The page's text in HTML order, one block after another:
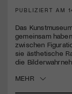
PUBLIZIERT AM
Das
gemeinsam
zwischen
sie ästhetische
die
MEHR
Mit deiner
diversen
Jetzt